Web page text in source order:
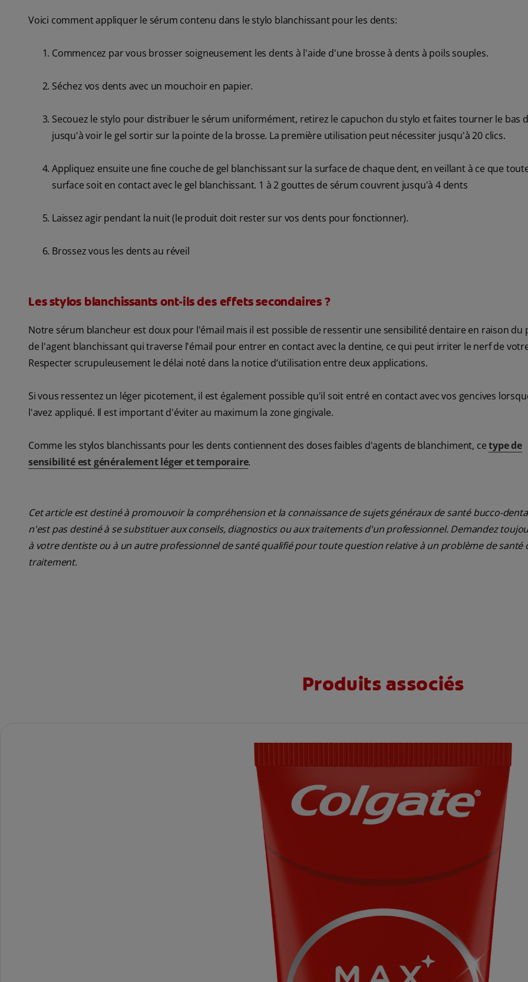
Voici comment appliquer le sérum contenu dans le stylo blanchissant pour les dents:
Commencez par vous brosser soigneusement les dents à l'aide d'une brosse à dents à poils souples.
Séchez vos dents avec un mouchoir en papier.
Secouez le stylo pour distribuer le sérum uniformément, retirez le capuchon du stylo et faites tourner le bas
jusqu'à voir le gel sortir sur la pointe de la brosse. La première utilisation peut nécessiter jusqu'à 20 clics.
Appliquez ensuite une fine couche de gel blanchissant sur la surface de chaque dent, en veillant à ce que
surface soit en contact avec le gel blanchissant. 1 à 2 gouttes de sérum couvrent jusqu'à 4 dents
Laissez agir pendant la nuit (le produit doit rester sur vos dents pour fonctionner).
Brossez vous les dents au réveil
Les stylos blanchissants ont-ils des effets secondaires ?
Notre sérum blancheur est doux pour l'émail mais il est possible de ressentir une sensibilité dentaire en raison du
de l'agent blanchissant qui traverse l'émail pour entrer en contact avec la dentine, ce qui peut irriter le nerf de
Respecter scrupuleusement le délai noté dans la notice d’utilisation entre deux applications.
Si vous ressentez un léger picotement, il est également possible qu'il soit entré en contact avec vos gencives
l'avez appliqué. Il est important d'éviter au maximum la zone gingivale.
Comme les stylos blanchissants pour les dents contiennent des doses faibles d'agents de blanchiment, cetype de
sensibilité est généralement léger et temporaire.
Cet article est destiné à promouvoir la compréhension et la connaissance de sujets généraux de santé bucco-
n'est pas destiné à se substituer aux conseils, diagnostics ou aux traitements d'un professionnel. Demandez
à votre dentiste ou à un autre professionnel de santé qualifié pour toute question relative à un problème de santé
traitement.
Produits associés